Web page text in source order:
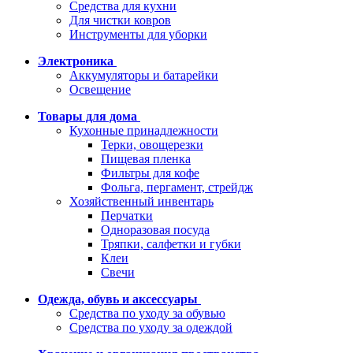
Средства для кухни
Для чистки ковров
Инструменты для уборки
Электроника
Аккумуляторы и батарейки
Освещение
Товары для дома
Кухонные принадлежности
Терки, овощерезки
Пищевая пленка
Фильтры для кофе
Фольга, пергамент, стрейдж
Хозяйственный инвентарь
Перчатки
Одноразовая посуда
Тряпки, салфетки и губки
Клеи
Свечи
Одежда, обувь и аксессуары
Средства по уходу за обувью
Средства по уходу за одеждой